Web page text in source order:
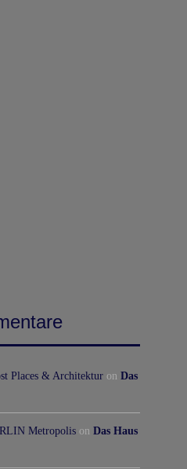
Places & Architektur on Das
Metropolis on Das Haus